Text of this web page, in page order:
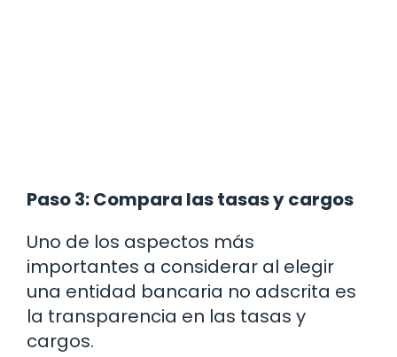
Paso 3: Compara las tasas y cargos
Uno de los aspectos más
importantes a considerar al elegir
una entidad bancaria no adscrita es
la transparencia en las tasas y
cargos.